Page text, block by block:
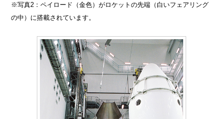
※写真2：ペイロード（金色）がロケットの先端（白いフェアリング
の中）に搭載されています。